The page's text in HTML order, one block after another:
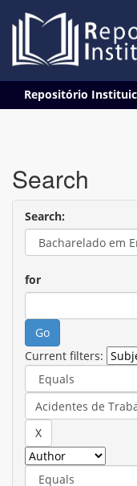
navigation
Repositório
Search
Search:
for
Current filters: